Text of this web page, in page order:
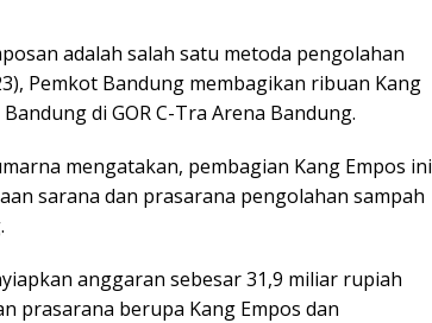
adalah salah satu metoda pengolahan
Pemkot Bandung membagikan ribuan Kang
di GOR C-Tra Arena Bandung.
mengatakan, pembagian Kang Empos ini
sarana dan prasarana pengolahan sampah
anggaran sebesar 31,9 miliar rupiah
prasarana berupa Kang Empos dan